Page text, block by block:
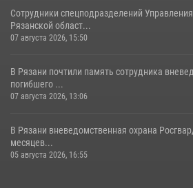
Сотрудники спецподразделений
Рязанской област...
07 августа 2026, 15:50
В Рязани почтили память сотрудника
погибшего ...
07 августа 2026, 13:06
В Рязани вневедомственная охрана
месяцев...
05 августа 2026, 16:55